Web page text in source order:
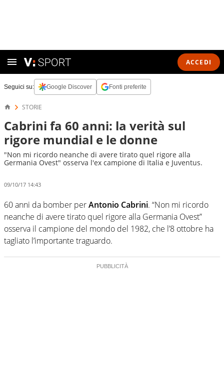
ACCEDI
Seguici su: Google Discover Fonti preferite
STORIE
Cabrini fa 60 anni: la verità sul
rigore mundial e le donne
"Non mi ricordo neanche di avere tirato quel rigore alla
Germania Ovest" osserva l'ex campione di Italia e Juventus.
09/10/17 14:43
60 anni da bomber perAntonio Cabrini. “Non mi ricordo
neanche di avere tirato quel rigore alla Germania Ovest”
osserva il campione del mondo del 1982, che l’8 ottobre ha
tagliato l’importante traguardo.